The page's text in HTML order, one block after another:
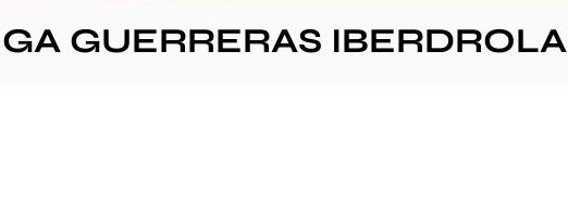
GUERRERAS IBERDROLA